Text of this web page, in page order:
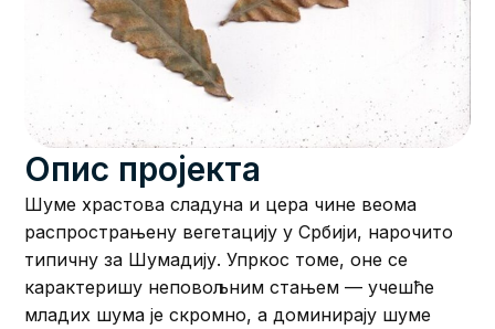
Опис пројекта
Шуме храстова сладуна и цера чине веома
распрострањену вегетацију у Србији, нарочито
типичну за Шумадију. Упркос томе, оне се
карактеришу неповољним стањем — учешће
младих шума је скромно, а доминирају шуме